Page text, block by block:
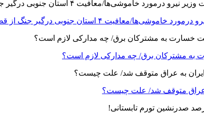
معافیت ۴ استان جنوبی درگیر جنگ از قطعی برق
به مشترکان برق/ چه مدارکی لازم است؟
عراق متوقف شد/ علت چیست؟